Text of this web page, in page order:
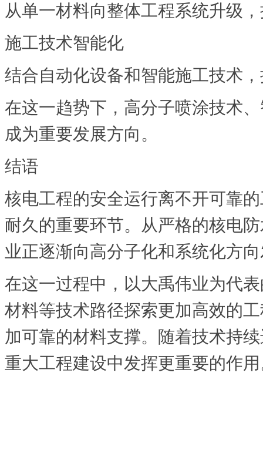
从单一材料向整体工程系统升级
施工技术智能化
结合自动化设备和智能施工技术
在这一趋势下，高分子喷涂技术
成为重要发展方向。
结语
核电工程的安全运行离不开可靠
耐久的重要环节。从严格的核电
业正逐渐向高分子化和系统化方
在这一过程中，以大禹伟业为代
材料等技术路径探索更加高效的
加可靠的材料支撑。随着技术持
重大工程建设中发挥更重要的作